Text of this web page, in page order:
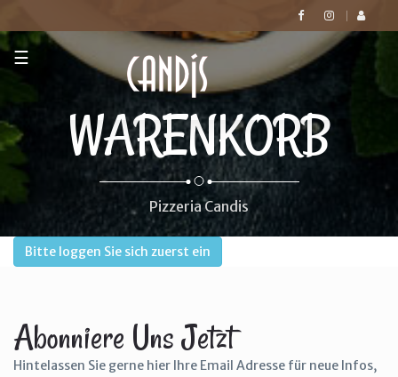
☰
WARENKORB
Pizzeria Candis
Bitte loggen Sie sich zuerst ein
Abonniere Uns Jetzt
Hintelassen Sie gerne hier Ihre Email Adresse für neue Infos,